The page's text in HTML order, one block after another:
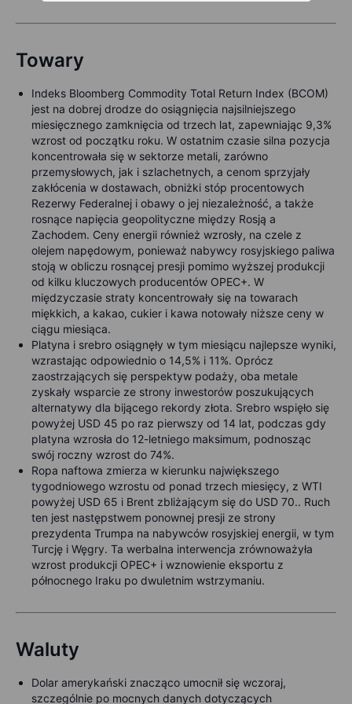
Towary
Indeks Bloomberg Commodity Total Return Index (BCOM)
jest na dobrej drodze do osiągnięcia najsilniejszego
miesięcznego zamknięcia od trzech lat, zapewniając 9,3%
wzrost od początku roku. W ostatnim czasie silna pozycja
koncentrowała się w sektorze metali, zarówno
przemysłowych, jak i szlachetnych, a cenom sprzyjały
zakłócenia w dostawach, obniżki stóp procentowych
Rezerwy Federalnej i obawy o jej niezależność, a także
rosnące napięcia geopolityczne między Rosją a
Zachodem. Ceny energii również wzrosły, na czele z
olejem napędowym, ponieważ nabywcy rosyjskiego paliwa
stoją w obliczu rosnącej presji pomimo wyższej produkcji
od kilku kluczowych producentów OPEC+. W
międzyczasie straty koncentrowały się na towarach
miękkich, a kakao, cukier i kawa notowały niższe ceny w
ciągu miesiąca.
Platyna i srebro osiągnęły w tym miesiącu najlepsze wyniki,
wzrastając odpowiednio o 14,5% i 11%. Oprócz
zaostrzających się perspektyw podaży, oba metale
zyskały wsparcie ze strony inwestorów poszukujących
alternatywy dla bijącego rekordy złota. Srebro wspięło się
powyżej USD 45 po raz pierwszy od 14 lat, podczas gdy
platyna wzrosła do 12-letniego maksimum, podnosząc
swój roczny wzrost do 74%.
Ropa naftowa zmierza w kierunku największego
tygodniowego wzrostu od ponad trzech miesięcy, z WTI
powyżej USD 65 i Brent zbliżającym się do USD 70.. Ruch
ten jest następstwem ponownej presji ze strony
prezydenta Trumpa na nabywców rosyjskiej energii, w tym
Turcję i Węgry. Ta werbalna interwencja zrównoważyła
wzrost produkcji OPEC+ i wznowienie eksportu z
północnego Iraku po dwuletnim wstrzymaniu.
Waluty
Dolar amerykański znacząco umocnił się wczoraj,
szczególnie po mocnych danych dotyczących